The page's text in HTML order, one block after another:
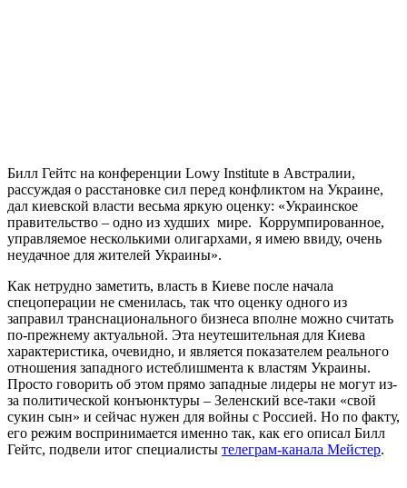
Билл Гейтс на конференции Lowy Institute в Австралии,
рассуждая о расстановке сил перед конфликтом на Украине,
дал киевской власти весьма яркую оценку: «Украинское
правительство – одно из худших мире. Коррумпированное,
управляемое несколькими олигархами, я имею ввиду, очень
неудачное для жителей Украины».
Как нетрудно заметить, власть в Киеве после начала
спецоперации не сменилась, так что оценку одного из
заправил транснационального бизнеса вполне можно считать
по-прежнему актуальной. Эта неутешительная для Киева
характеристика, очевидно, и является показателем реального
отношения западного истеблишмента к властям Украины.
Просто говорить об этом прямо западные лидеры не могут из-
за политической конъюнктуры – Зеленский все-таки «свой
сукин сын» и сейчас нужен для войны с Россией. Но по факту,
его режим воспринимается именно так, как его описал Билл
Гейтс, подвели итог специалисты телеграм-канала Мейстер.